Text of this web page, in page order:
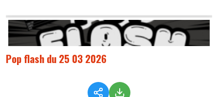
Pop flash du 25 03 2026